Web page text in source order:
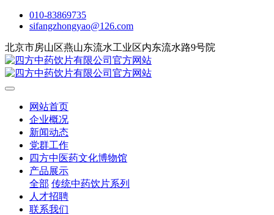
010-83869735
sifangzhongyao@126.com
北京市房山区燕山东流水工业区内东流水路9号院
网站首页
企业概况
新闻动态
党群工作
四方中医药文化博物馆
产品展示
全部 传统中药饮片系列
人才招聘
联系我们